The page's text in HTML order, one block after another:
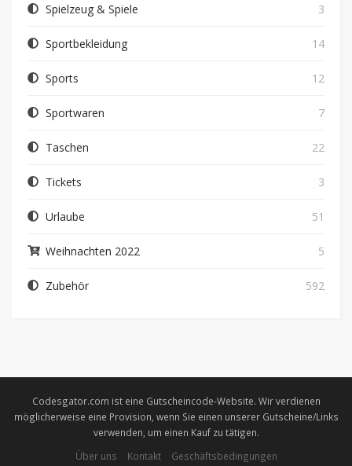
Spielzeug & Spiele 3
Sportbekleidung 14
Sports 12
Sportwaren 7
Taschen 22
Tickets 3
Urlaube 51
Weihnachten 2022 5
Zubehör 592
Codesgator.com ist eine Gutscheincode-Website. Wir verdienen
möglicherweise eine Provision, wenn Sie einen unserer Gutscheine/Links
verwenden, um einen Kauf zu tätigen.
Über uns
Kontakt
Geschäftsbedingungen